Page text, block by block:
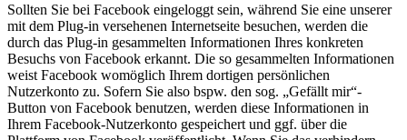
Sollten Sie bei Facebook eingeloggt sein, während Sie eine unserer
mit dem Plug-in versehenen Internetseite besuchen, werden die
durch das Plug-in gesammelten Informationen Ihres konkreten
Besuchs von Facebook erkannt. Die so gesammelten Informationen
weist Facebook womöglich Ihrem dortigen persönlichen
Nutzerkonto zu. Sofern Sie also bspw. den sog. „Gefällt mir“-
Button von Facebook benutzen, werden diese Informationen in
Ihrem Facebook-Nutzerkonto gespeichert und ggf. über die